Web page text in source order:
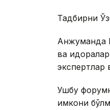
Тадбирни
Анжуманда
ва
экспертлар
Ушбу
имкони